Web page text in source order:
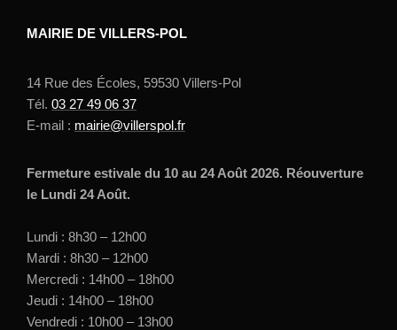
MAIRIE DE VILLERS-POL
14 Rue des Écoles, 59530 Villers-Pol
Tél. 03 27 49 06 37
E-mail : mairie@villerspol.fr
Fermeture estivale du 10 au 24 Août 2026. Réouverture
le Lundi 24 Août.
Lundi : 8h30 – 12h00
Mardi : 8h30 – 12h00
Mercredi : 14h00 – 18h00
Jeudi : 14h00 – 18h00
Vendredi : 10h00 – 13h00